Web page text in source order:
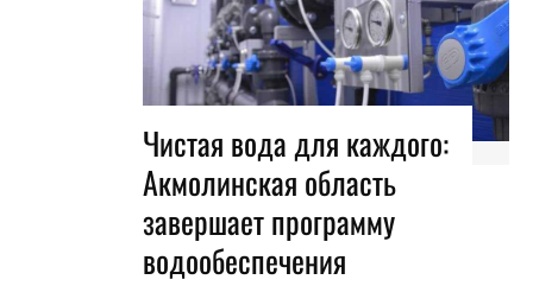
Чистая вода для каждого:
Акмолинская область
завершает программу
водообеспечения